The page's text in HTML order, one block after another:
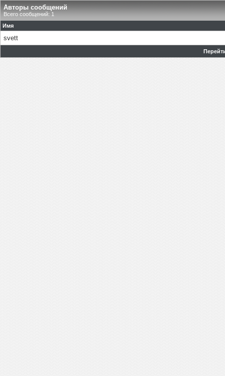
Авторы сообщений
Всего сообщений: 1
Имя
svett